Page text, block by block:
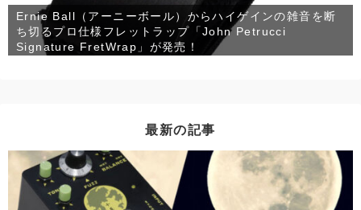
Ernie Ball（アーニーボール）からハイゲインの雑音を断
ち切るプロ仕様フレットラップ「John Petrucci
Signature FretWrap」が発売！
最新の記事